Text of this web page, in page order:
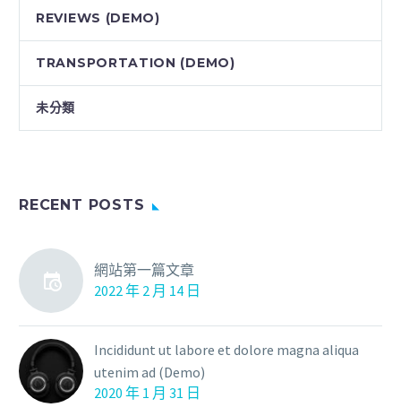
REVIEWS (DEMO)
TRANSPORTATION (DEMO)
未分類
RECENT POSTS
網站第一篇文章
2022 年 2 月 14 日
Incididunt ut labore et dolore magna aliqua
utenim ad (Demo)
2020 年 1 月 31 日